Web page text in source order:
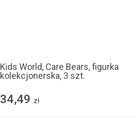
Kids World, Care Bears, figurka
kolekcjonerska, 3 szt.
34,49 zł